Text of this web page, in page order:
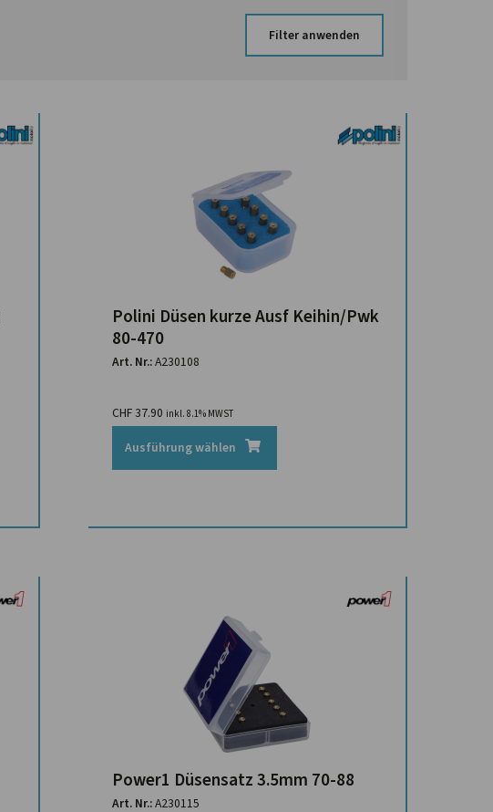
Filter anwenden
Polini Düsen kurze Ausf Keihin/Pwk
80-470
Art. Nr.:A230108
CHF37.90 inkl. 8.1% MWST
Ausführung wählen
Power1 Düsensatz 3.5mm 70-88
Art. Nr.:A230115